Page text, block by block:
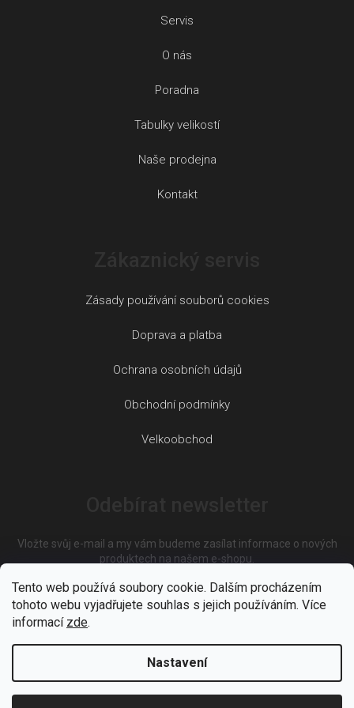
Tento web používá soubory cookie. Dalším procházením
tohoto webu vyjadřujete souhlas s jejich používáním. Více
informací zde.
Nastavení
Servis
O nás
Poradna
Tabulky velikostí
Naše prodejna
Kontakt
Zásady používání souborů cookies
Doprava a platba
Ochrana osobních údajů
Obchodní podmínky
Velkoobchod
Vložte svůj e-mail a my vám budeme zasílat informace o nových
produktech na našem e-shopu.
E-mail
Vložením e-mailu souhlasíte spodmínkami ochrany osobních
údajů